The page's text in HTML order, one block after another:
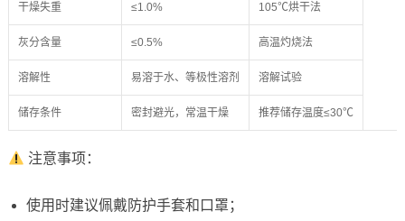
干燥失重 ≤1.0% 105℃烘干法
灰分含量 ≤0.5% 高温灼烧法
溶解性 易溶于水、等极性溶剂 溶解试验
储存条件 密封避光，常温干燥 推荐储存温度≤30℃
注意事项：
使用时建议佩戴防护手套和口罩；